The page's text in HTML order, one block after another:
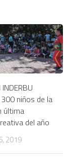
niños de la
última
del año
2019